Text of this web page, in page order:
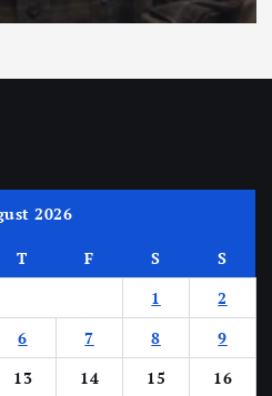
2026
T F S
S
1
2
6 7 8
9
13 14 15
16